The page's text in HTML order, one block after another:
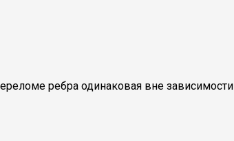
ребра одинаковая вне зависимости